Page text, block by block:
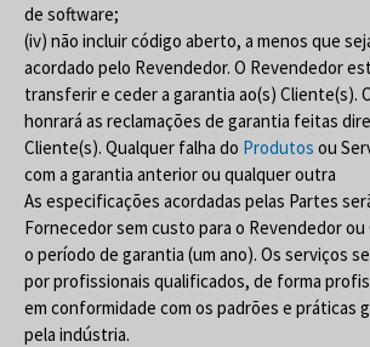
de software;
(iv) não incluir código aberto, a menos que
acordado pelo Revendedor. O Revendedor
transferir e ceder a garantia ao(s) Cliente(s).
honrará as reclamações de garantia feitas
Cliente(s). Qualquer falha do Produtos ou
com a garantia anterior ou qualquer outra
As especificações acordadas pelas Partes
Fornecedor sem custo para o Revendedor
o período de garantia (um ano). Os serviços
por profissionais qualificados, de forma
em conformidade com os padrões e práticas
pela indústria.